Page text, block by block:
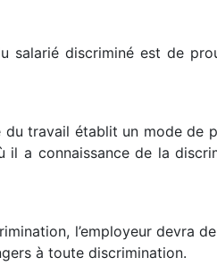
salarié discriminé est de
du travail établit un mode de
a connaissance de la
l’employeur devra
à toute discrimination.